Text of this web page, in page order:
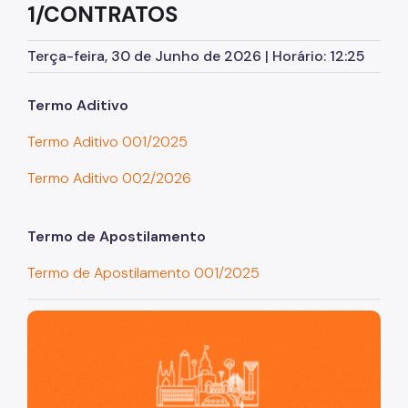
Assessoria de Planejamento – Asplan
Assessoria Parlamentar
Biblioteca de Saúde
Cadastro Nacional de Estabelecimento de Saúde
Conselho Municipal de Saúde
Coordenadoria de Controle Interno
1/CONTRATOS
Terça-feira, 30 de Junho de 2026 | Horário: 12:25
Termo Aditivo
Termo Aditivo 001/2025
Termo Aditivo 002/2026
Termo de Apostilamento
Termo de Apostilamento 001/2025
São Paulo, cidade inteligente, resiliente e sustentável